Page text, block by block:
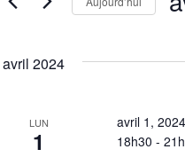
de
vues
Évènements
mot-
avril 2024
LUN
1
avril 1,
18h30 -